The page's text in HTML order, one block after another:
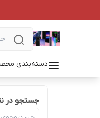
دسته‌بندی
جستجو در